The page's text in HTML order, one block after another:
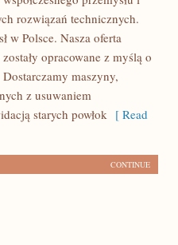
rozwiązań technicznych.
w Polsce. Nasza oferta
opracowane z myślą o
maszyny,
z usuwaniem
starych powłok [ Read
CONTINUE